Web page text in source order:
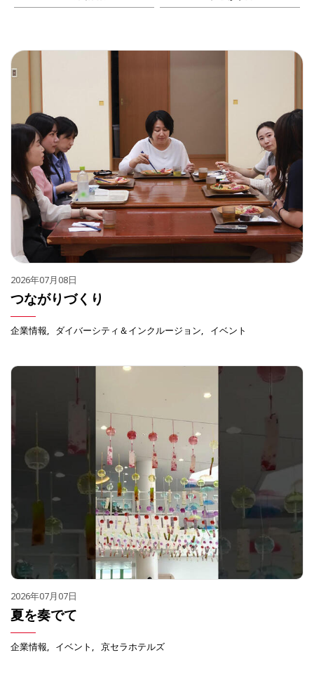
2026年07月08日
つながりづくり
企業情報 ダイバーシティ＆インクルージョン イベント
2026年07月07日
夏を奏でて
企業情報 イベント 京セラホテルズ